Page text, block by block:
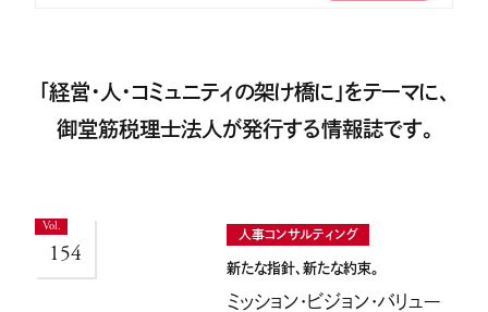
「経営・人・コミュニティの架け橋に」をテーマに、
御堂筋税理士法人が発行する情報誌です。
154
人事コンサルティング
新たな指針、新たな約束。
ミッション・ビジョン・バリュー